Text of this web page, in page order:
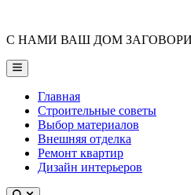
content
С НАМИ ВАШ ДОМ
Main
Menu
Главная
Строительные советы
Выбор материалов
Внешняя отделка
Ремонт квартир
Дизайн интерьеров